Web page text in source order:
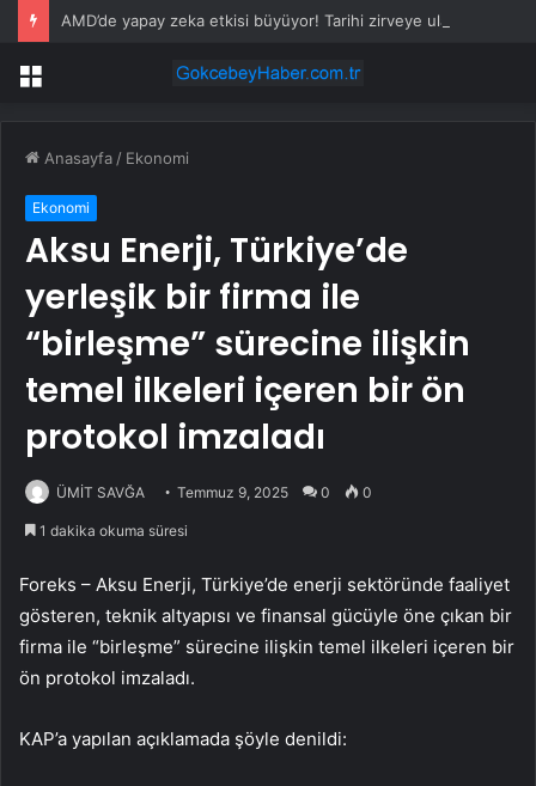
AMD’de yapay zeka etkisi büyüyor! Tarihi zirveye ulaşıldı
Menü
Anasayfa / Ekonomi
Ekonomi
Aksu Enerji, Türkiye’de
yerleşik bir firma ile
“birleşme” sürecine ilişkin
temel ilkeleri içeren bir ön
protokol imzaladı
ÜMİT SAVĞA Temmuz 9, 2025 0 0
1 dakika okuma süresi
Foreks – Aksu Enerji, Türkiye’de enerji sektöründe faaliyet
gösteren, teknik altyapısı ve finansal gücüyle öne çıkan bir
firma ile “birleşme” sürecine ilişkin temel ilkeleri içeren bir
ön protokol imzaladı.
KAP’a yapılan açıklamada şöyle denildi: